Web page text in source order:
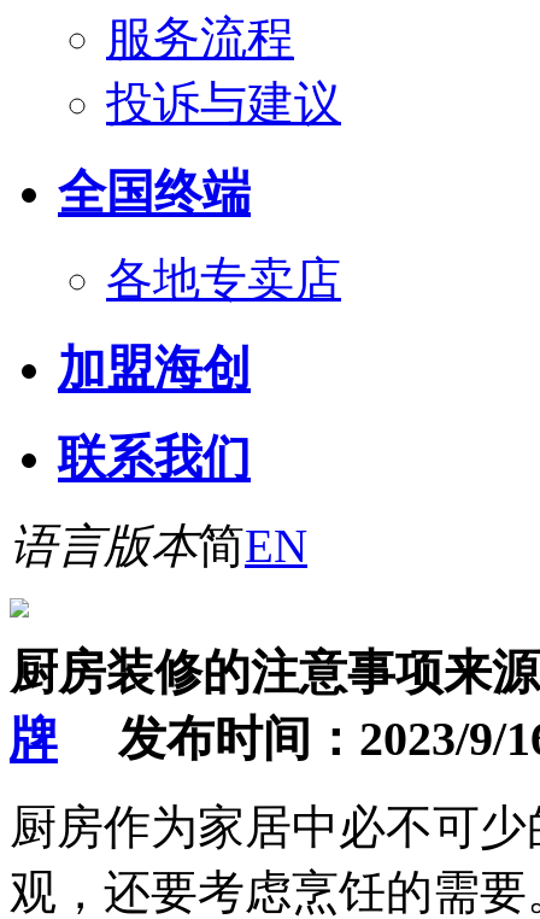
服务流程
投诉与建议
全国终端
各地专卖店
加盟海创
联系我们
语言版本简EN
厨房装修的注意事项来
牌 发布时间：2023/9/
厨房作为家居中必不可
观，还要考虑烹饪的需